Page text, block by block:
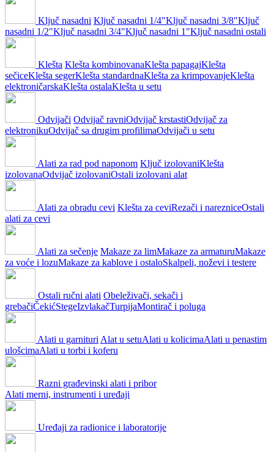
Ključ nasadni Ključ nasadni 1/4"Ključ nasadni 3/8"Ključ
nasadni 1/2"Ključ nasadni 3/4"Ključ nasadni 1"Ključ nasadni ostali
Klešta Klešta kombinovanaKlešta papagajKlešta
sečiceKlešta segerKlešta standardnaKlešta za krimpovanjeKlešta
elektroničarskaKlešta ostalaKlešta u setu
Odvijači Odvijač ravniOdvijač krstastiOdvijač za
elektronikuOdvijač sa drugim profilimaOdvijači u setu
Alati za rad pod naponom Ključ izolovaniKlešta
izolovanaOdvijač izolovaniOstali izolovani alat
Alati za obradu cevi Klešta za ceviRezači i narezniceOstali
alati za cevi
Alati za sečenje Makaze za limMakaze za armaturuMakaze
za voće i lozuMakaze za kablove i ostaloSkalpeli, noževi i testere
Ostali ručni alati Obeleživači, sekači i
grebačiČekićStegeIzvlakačTurpijaMontirač i poluga
Alati u garnituri Alat u setuAlati u kolicimaAlati u penastim
ulošcimaAlati u torbi i koferu
Razni građevinski alati i pribor
Alati merni, instrumenti i uređaji
Uređaji za radionice i laboratorije